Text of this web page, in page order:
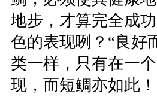
地步，才算完全成
色的表现咧？“良好
类一样，只有在一
现，而短鲷亦如此